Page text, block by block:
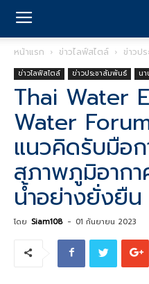
หน้าแรก ข่าวไลฟ์สไตล์ ข่าวป
ข่าวไลฟ์สไตล์ ข่าวประชาสัมพันธ์ นา
Thai Water
Water
แนวคิดรับมือ
สภาพภูมิอาก
น้ำอย่างยั่งยืน
โดย Siam108 - 01 กันยายน 2023